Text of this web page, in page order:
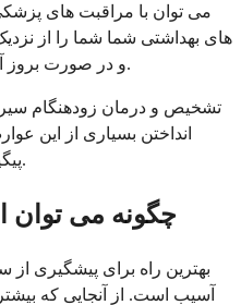
می توان با مراقبت های
های بهداشتی شما شما را از
و در صورت بروز آنها، به سرعت آنها را درمان می کند.
تشخیص و درمان زودهنگام
انداختن بسیاری از این
پیگیری منظم پزشکی بسیار مهم است.
چگونه می توان
بهترین راه برای پیشگیری از
آسیب است. از آنجایی که